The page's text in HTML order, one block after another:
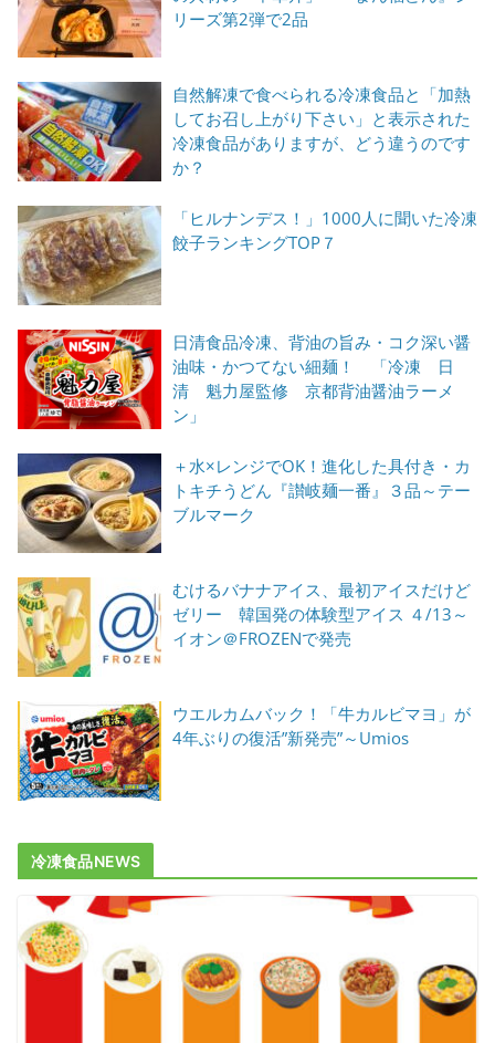
リーズ第2弾で2品
自然解凍で食べられる冷凍食品と「加熱
してお召し上がり下さい」と表示された
冷凍食品がありますが、どう違うのです
か？
「ヒルナンデス！」1000人に聞いた冷凍
餃子ランキングTOP７
日清食品冷凍、背油の旨み・コク深い醤
油味・かつてない細麺！ 「冷凍 日
清 魁力屋監修 京都背油醤油ラーメ
ン」
＋水×レンジでOK！進化した具付き・カ
トキチうどん『讃岐麺一番』３品～テー
ブルマーク
むけるバナナアイス、最初アイスだけど
ゼリー 韓国発の体験型アイス ４/13～
イオン＠FROZENで発売
ウエルカムバック！「牛カルビマヨ」が
4年ぶりの復活”新発売”～Umios
冷凍食品NEWS